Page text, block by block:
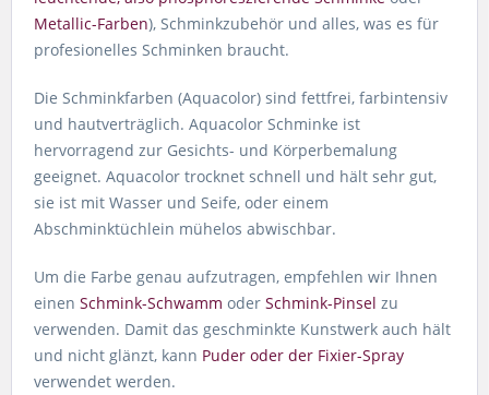
Metallic-Farben), Schminkzubehör und alles, was es für
profesionelles Schminken braucht.
Die Schminkfarben (Aquacolor) sind fettfrei, farbintensiv
und hautverträglich. Aquacolor Schminke ist
hervorragend zur Gesichts- und Körperbemalung
geeignet. Aquacolor trocknet schnell und hält sehr gut,
sie ist mit Wasser und Seife, oder einem
Abschminktüchlein mühelos abwischbar.
Um die Farbe genau aufzutragen, empfehlen wir Ihnen
einen Schmink-Schwamm oder Schmink-Pinsel zu
verwenden. Damit das geschminkte Kunstwerk auch hält
und nicht glänzt, kann Puder oder der Fixier-Spray
verwendet werden.